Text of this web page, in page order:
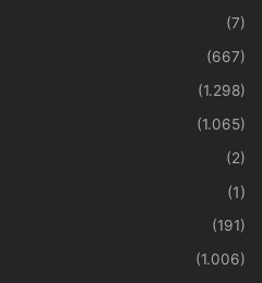
(7)
(667)
(1.298)
(1.065)
(2)
(1)
(191)
(1.006)